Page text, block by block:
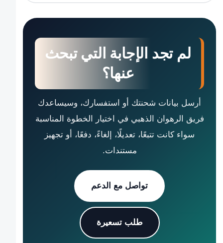
لم تجد الإجابة التي تبحث
عنها؟
أرسل بيانات شحنتك أو استفسارك، وسيساعدك
فريق الرهوان الذهبي في اختيار الخطوة المناسبة
سواء كانت تتبعًا، تعديلًا، إلغاءً، دفعًا، أو تجهيز
مستندات.
تواصل مع الدعم
طلب تسعيرة